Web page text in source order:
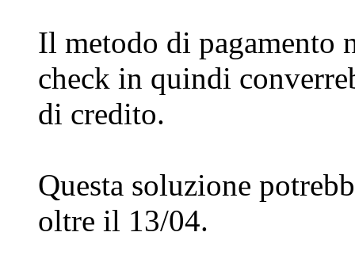
Il metodo di pagamento
check in quindi
di credito.
Questa soluzione
oltre il 13/04.